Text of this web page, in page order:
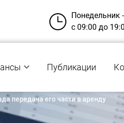
Понедельник
с 09:00 до
Публикации
передача его части в аренду